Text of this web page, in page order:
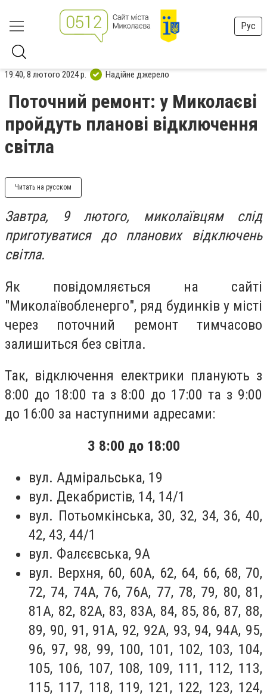
Рус
19:40, 8 лютого 2024 р. Надійне джерело
Поточний ремонт: у Миколаєві
пройдуть планові відключення
світла
Читать на русском
Завтра, 9 лютого, миколаївцям слід
приготуватися до планових відключень
світла.
Як повідомляється на сайті
"Миколаївобленерго", ряд будинків у місті
через поточний ремонт тимчасово
залишиться без світла.
Так, відключення електрики планують з
8:00 до 18:00 та з 8:00 до 17:00 та з 9:00
до 16:00 за наступними адресами:
З 8:00 до 18:00
вул. Адміральська, 19
вул. Декабристів, 14, 14/1
вул. Потьомкінська, 30, 32, 34, 36, 40,
42, 43, 44/1
вул. Фалєєвська, 9А
вул. Верхня, 60, 60А, 62, 64, 66, 68, 70,
72, 74, 74А, 76, 76А, 77, 78, 79, 80, 81,
81А, 82, 82А, 83, 83А, 84, 85, 86, 87, 88,
89, 90, 91, 91А, 92, 92А, 93, 94, 94А, 95,
96, 97, 98, 99, 100, 101, 102, 103, 104,
105, 106, 107, 108, 109, 111, 112, 113,
115, 117, 118, 119, 121, 122, 123, 124,